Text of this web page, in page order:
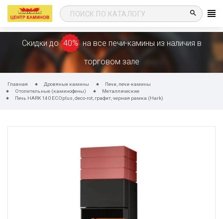
search
Скидки до 40% на все печи-камины из наличия в
торговом зале
Главная Дровяные камины
Печи, печи-камины
Отопительные (каминофены)
Металлические
Печь HARK 140 ECOplus, deco-rot, графит, черная рамка (Hark)